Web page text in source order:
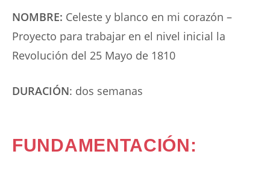
NOMBRE: Celeste y blanco en mi corazón –
Proyecto para trabajar en el nivel inicial la
Revolución del 25 Mayo de 1810
DURACIÓN: dos semanas
FUNDAMENTACIÓN: